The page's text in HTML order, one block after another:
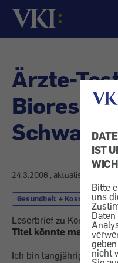
IST
Bitte
uns
nicht
Startseite
Ärzte-
24.3.2006 , aktualisiert am
Gesundheit + Kosmetik
Leserbrief zu Konsument
Titel könnte man
Ich bin langjähriger